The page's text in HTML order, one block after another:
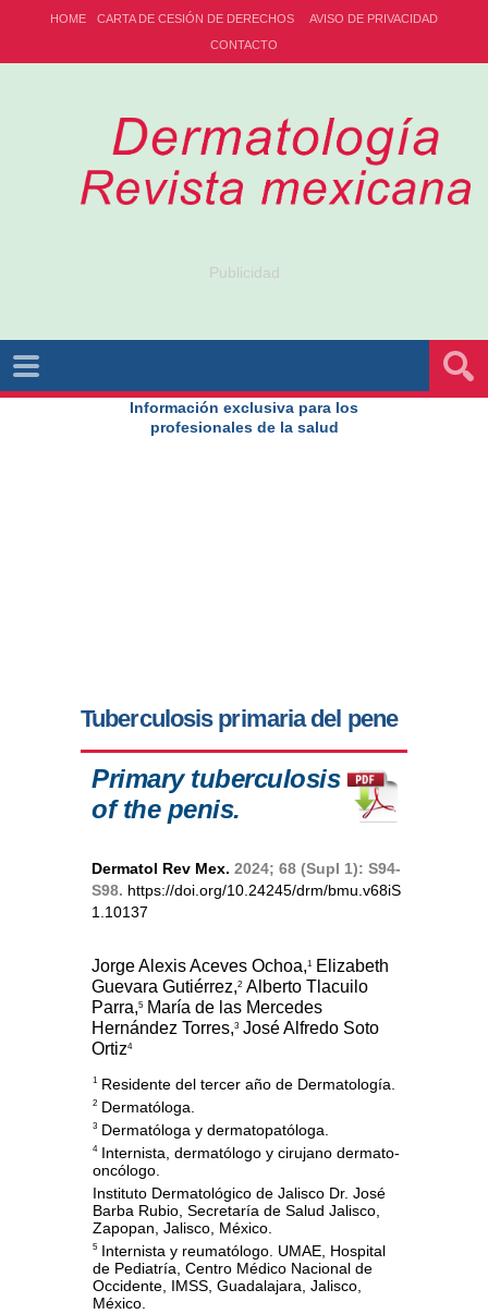
HOME CARTA DE CESIÓN DE DERECHOS
AVISO DE PRIVACIDAD
CONTACTO
Publicidad
Información exclusiva para los
profesionales de la salud
Tuberculosis primaria del pene
Primary tuberculosis
of the penis.
Dermatol Rev Mex. 2024; 68 (Supl 1): S94-
S98. https://doi.org/10.24245/drm/bmu.v68iS
1.10137
Jorge Alexis Aceves Ochoa,1
Elizabeth
Guevara Gutiérrez,2 Alberto Tlacuilo
Parra,5
María de las Mercedes
Hernández Torres,3 José Alfredo Soto
Ortiz4
1 Residente del tercer año de Dermatología.
2 Dermatóloga.
3 Dermatóloga y dermatopatóloga.
4Internista, dermatólogo y cirujano dermato-
oncólogo.
Instituto Dermatológico de Jalisco Dr. José
Barba Rubio, Secretaría de Salud Jalisco,
Zapopan, Jalisco, México.
5 Internista y reumatólogo. UMAE, Hospital
de Pediatría, Centro Médico Nacional de
Occidente, IMSS, Guadalajara, Jalisco,
México.